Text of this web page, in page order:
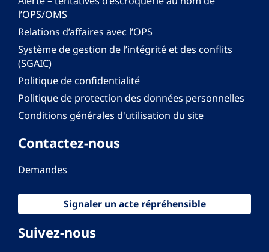
l’OPS/OMS
Relations d’affaires avec l’OPS
Système de gestion de l’intégrité et des conflits
(SGAIC)
Politique de confidentialité
Politique de protection des données personnelles
Conditions générales d'utilisation du site
Contactez-nous
Demandes
Signaler un acte répréhensible
Suivez-nous